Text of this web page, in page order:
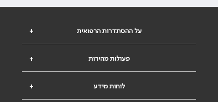
+ על ההסתדרות הרפואית
+ פעולות מהירות
+ לוחות מידע